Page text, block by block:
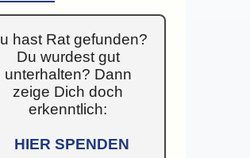
hast Rat gefunden?
Du wurdest gut
unterhalten? Dann
zeige Dich doch
erkenntlich:
HIER SPENDEN